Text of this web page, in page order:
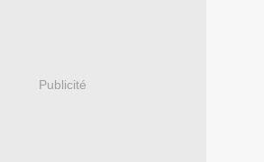
Publicité